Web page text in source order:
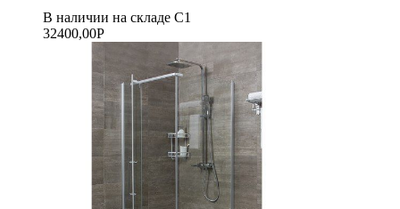
В наличии на складе С1
32400,00Р